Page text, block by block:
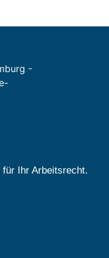
Ihr Arbeitsrecht.